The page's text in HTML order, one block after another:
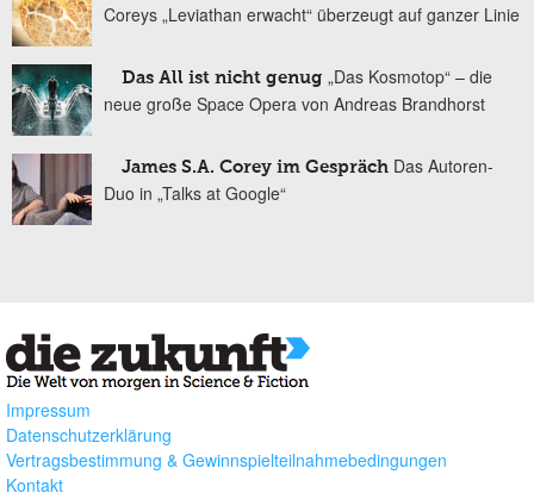
Coreys „Leviathan erwacht“ überzeugt auf ganzer Linie
Das All ist nicht genug „Das Kosmotop“ – die
neue große Space Opera von Andreas Brandhorst
James S.A. Corey im Gespräch Das Autoren-
Duo in „Talks at Google“
Impressum
Datenschutzerklärung
Vertragsbestimmung & Gewinnspielteilnahmebedingungen
Kontakt